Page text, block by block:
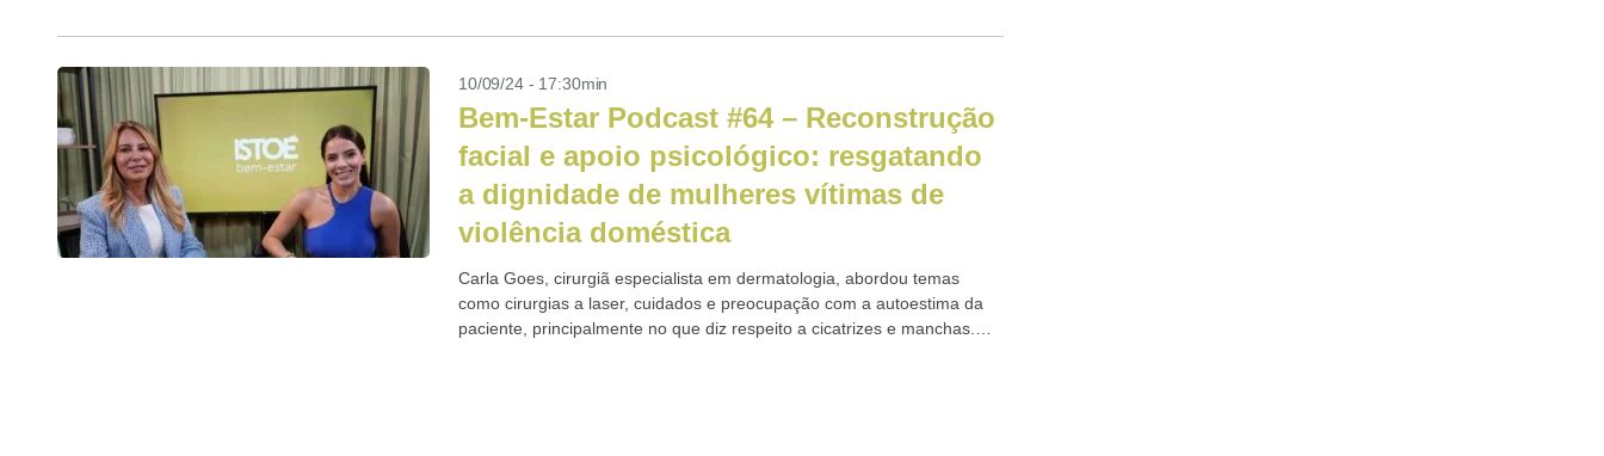
10/09/24 - 17:30min
Bem-Estar Podcast #64 – Reconstrução
facial e apoio psicológico: resgatando
a dignidade de mulheres vítimas de
violência doméstica
Carla Goes, cirurgiã especialista em dermatologia, abordou temas
como cirurgias a laser, cuidados e preocupação com a autoestima da
paciente, principalmente no que diz respeito a cicatrizes e manchas.